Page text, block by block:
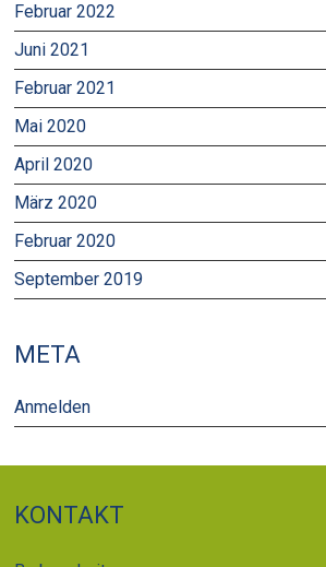
Februar 2022
Juni 2021
Februar 2021
Mai 2020
April 2020
März 2020
Februar 2020
September 2019
META
Anmelden
KONTAKT